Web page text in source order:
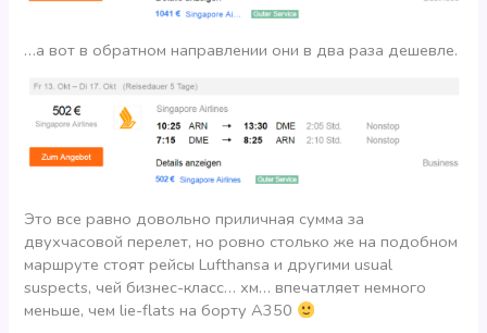
…а вот в обратном направлении они в два раза дешевле.
Это все равно довольно приличная сумма за
двухчасовой перелет, но ровно столько же на подобном
маршруте стоят рейсы Lufthansa и другими usual
suspects, чей бизнес-класс… хм… впечатляет немного
меньше, чем lie-flats на борту А350